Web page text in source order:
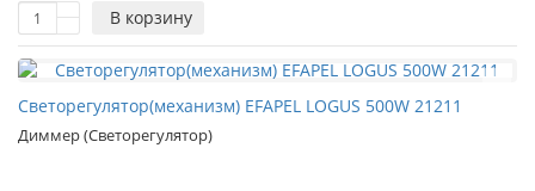
В корзину
Светорегулятор(механизм) EFAPEL LOGUS 500W 21211
Диммер (Светорегулятор)